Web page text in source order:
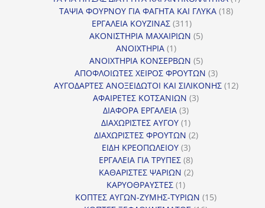
ΤΑΨΙΑ ΦΟΥΡΝΟΥ ΓΙΑ ΦΑΓΗΤΑ ΚΑΙ ΓΛΥΚΑ 1818
ΕΡΓΑΛΕΙΑ ΚΟΥΖΙΝΑΣ 311311
προϊόντα
ΑΚΟΝΙΣΤΗΡΙΑ ΜΑΧΑΙΡΙΩΝ 55
ΑΝΟΙΧΤΗΡΙΑ 11
προϊόν
ΑΝΟΙΧΤΗΡΙΑ ΚΟΝΣΕΡΒΩΝ 55
προϊόντα
ΑΠΟΦΛΟΙΩΤΕΣ ΧΕΙΡΟΣ ΦΡΟΥΤΩΝ 33
προϊόντα
ΑΥΓΟΔΑΡΤΕΣ ΑΝΟΞΕΙΔΩΤΟΙ ΚΑΙ ΣΙΛΙΚΟΝΗΣ 1212
ΑΦΑΙΡΕΤΕΣ ΚΟΤΣΑΝΙΩΝ 33
ΔΙΑΦΟΡΑ ΕΡΓΑΛΕΙΑ 33
προϊόντα
ΔΙΑΧΩΡΙΣΤΕΣ ΑΥΓΟΥ 11
προϊόν
ΔΙΑΧΩΡΙΣΤΕΣ ΦΡΟΥΤΩΝ 22
ΕΙΔΗ ΚΡΕΟΠΩΛΕΙΟΥ 33
προϊόντα
ΕΡΓΑΛΕΙΑ ΓΙΑ ΤΡΥΠΕΣ 88
προϊόντα
ΚΑΘΑΡΙΣΤΕΣ ΨΑΡΙΩΝ 22
ΚΑΡΥΟΘΡΑΥΣΤΕΣ 11
προϊόν
ΚΟΠΤΕΣ ΑΥΓΩΝ-ΖΥΜΗΣ-ΤΥΡΙΩΝ 1515